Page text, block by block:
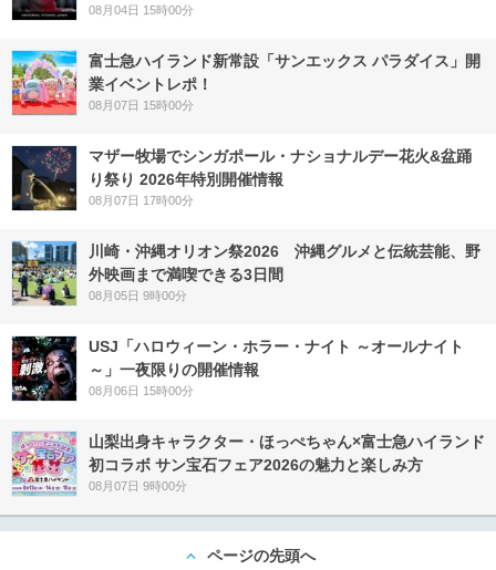
08月04日 15時00分
富士急ハイランド新常設「サンエックス パラダイス」開
業イベントレポ！
08月07日 15時00分
マザー牧場でシンガポール・ナショナルデー花火&盆踊
り祭り 2026年特別開催情報
08月07日 17時00分
川崎・沖縄オリオン祭2026 沖縄グルメと伝統芸能、野
外映画まで満喫できる3日間
08月05日 9時00分
USJ「ハロウィーン・ホラー・ナイト ～オールナイト
～」一夜限りの開催情報
08月06日 15時00分
山梨出身キャラクター・ほっぺちゃん×富士急ハイランド
初コラボ サン宝石フェア2026の魅力と楽しみ方
08月07日 9時00分
ページの先頭へ